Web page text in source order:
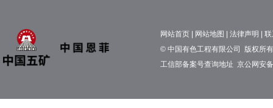
网站首页 网站地图 法律声明
© 中国有色工程有限公司 版权所
工信部备案号查询地址 京公网安